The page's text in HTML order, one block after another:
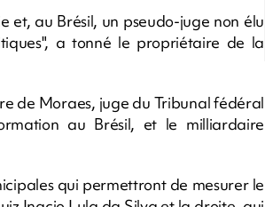
et, au Brésil, un pseudo-juge non élu
a tonné le propriétaire de la
de Moraes, juge du Tribunal fédéral
au Brésil, et le milliardaire
qui permettront de mesurer le